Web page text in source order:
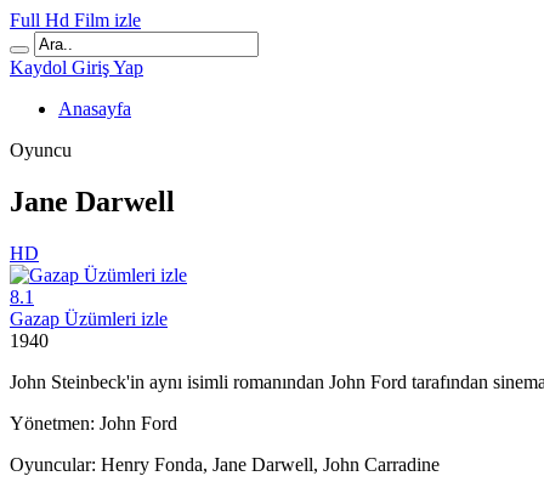
Full Hd Film izle
Kaydol Giriş Yap
Anasayfa
Oyuncu
Jane Darwell
HD
8.1
Gazap Üzümleri izle
1940
John Steinbeck'in aynı isimli romanından John Ford tarafından
Yönetmen: John Ford
Oyuncular: Henry Fonda, Jane Darwell, John Carradine